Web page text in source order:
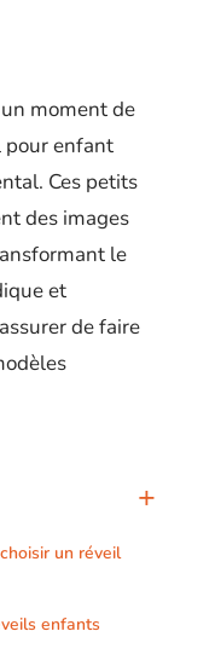
moment de
pour enfant
Ces petits
des images
le
et
de faire
un réveil
enfants